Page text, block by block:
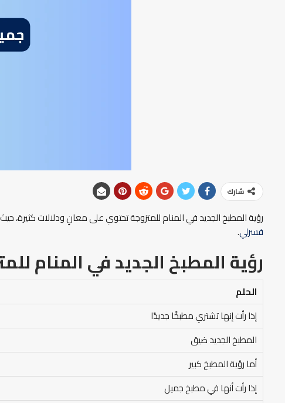
شارك
رؤية المطبخ الجديد في المنام للمتزوجة تحتوي على معانٍ ودلالات كثيرة،
فسرلي.
رؤية المطبخ الجديد في المنام
الحلم
إذا رأت إنها تشتري مطبخًا جديدًا
المطبخ الجديد ضيق
أما رؤية المطبخ كبير
إذا رأت أنها في مطبخ جميل